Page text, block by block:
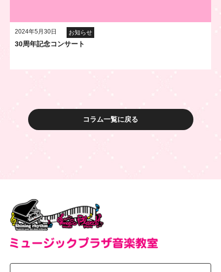
2024年5月30日 お知らせ
30周年記念コンサート
コラム一覧に戻る